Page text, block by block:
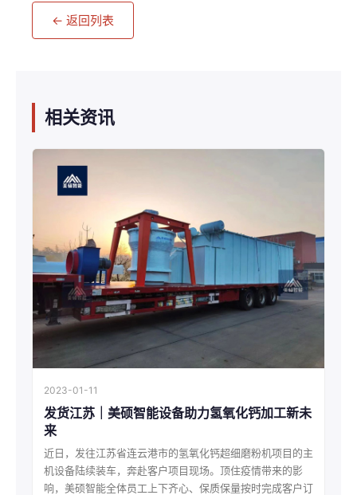
← 返回列表
相关资讯
2023-01-11
发货江苏｜美硕智能设备助力氢氧化钙加工新未
来
近日，发往江苏省连云港市的氢氧化钙超细磨粉机项目的主
机设备陆续装车，奔赴客户项目现场。顶住疫情带来的影
响，美硕智能全体员工上下齐心、保质保量按时完成客户订